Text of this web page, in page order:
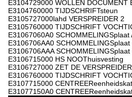
E3104729000 WOLLEN DOCUMENT
E3104760000 TIJDSCHRIFTsteun
E3105727000lahd VERSPREIDER 2
E3105760000 TIJDSCHRIFT
E31067060A0 SCHOMMELINGSplaat
E3106706AA0 SCHOMMELINGSplaat
E3106706AAA SCHOMMELINGSplaat
E3106715000 HS NOOThuisvesting
E3106727000 ZET DE
E3106760000 TIJDSCHRIFT
E3107715000
E31077150A0